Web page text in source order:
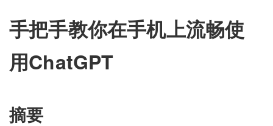
手把手教你在手机上流畅使
用ChatGPT
摘要